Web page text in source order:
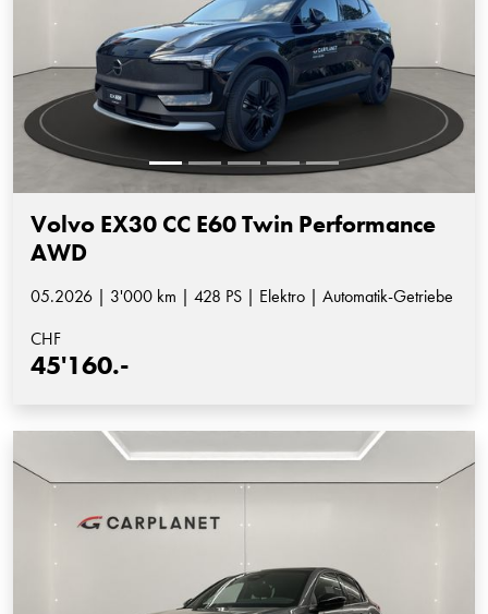
Volvo EX30 CC E60 Twin Performance
AWD
05.2026 | 3'000 km | 428 PS | Elektro | Automatik-Getriebe
CHF
45'160.-